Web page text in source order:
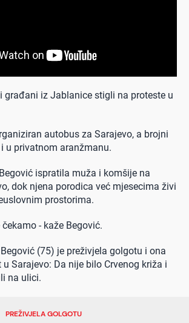
građani iz Jablanice stigli na proteste u
autobus za Sarajevo, a brojni
u privatnom aranžmanu.
ispratila muža i komšije na
dok njena porodica već mjesecima živi
prostorima.
- kaže Begović.
(75) je preživjela golgotu i ona
Sarajevo: Da nije bilo Crvenog križa i
na ulici.
PREŽIVJELA GOLGOTU